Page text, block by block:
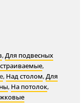
,Для подвесных
,
, Над столом,Для
, На потолок,